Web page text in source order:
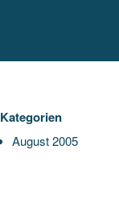
Kategorien
August 2005